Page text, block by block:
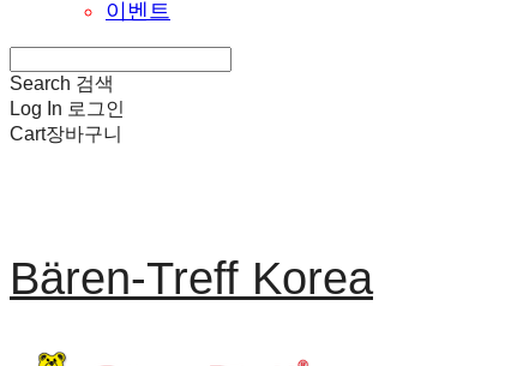
이벤트
Search 검색
Log In 로그인
Cart장바구니
Bären-Treff Korea